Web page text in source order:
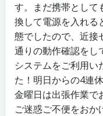
す。まだ携帯として
換して電源を入れる
態でしたので、近接
通りの動作確認をし
システムをご利用い
た！明日からの4連
金曜日は出張作業で
ご迷惑ご不便をおか